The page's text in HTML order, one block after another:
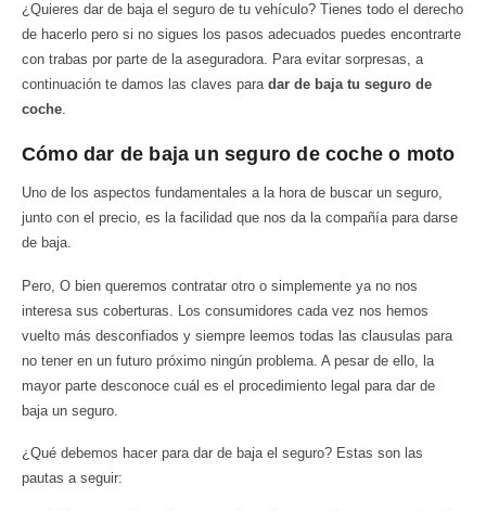
¿Quieres dar de baja el seguro de tu vehículo? Tienes todo el derecho
de hacerlo pero si no sigues los pasos adecuados puedes encontrarte
con trabas por parte de la aseguradora. Para evitar sorpresas, a
continuación te damos las claves para dar de baja tu seguro de
coche.
Cómo dar de baja un seguro de coche o moto
Uno de los aspectos fundamentales a la hora de buscar un seguro,
junto con el precio, es la facilidad que nos da la compañía para darse
de baja.
Pero, O bien queremos contratar otro o simplemente ya no nos
interesa sus coberturas. Los consumidores cada vez nos hemos
vuelto más desconfiados y siempre leemos todas las clausulas para
no tener en un futuro próximo ningún problema. A pesar de ello, la
mayor parte desconoce cuál es el procedimiento legal para dar de
baja un seguro.
¿Qué debemos hacer para dar de baja el seguro? Estas son las
pautas a seguir: